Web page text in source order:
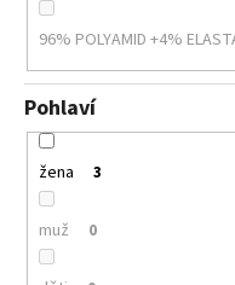
96% POLYAMID +4%
Pohlaví
žena 3
muž 0